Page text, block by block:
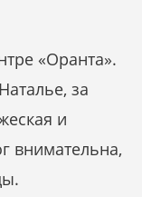
«Оранта».
за
и
внимательна,